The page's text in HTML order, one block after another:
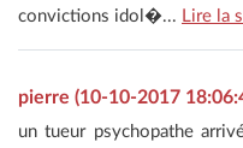
convictions idol�... Lire la
pierre (10-10-2017
un tueur psychopathe